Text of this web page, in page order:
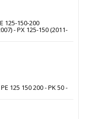
125-150-200
- PX 125-150 (2011-
125 150 200 - PK 50 -